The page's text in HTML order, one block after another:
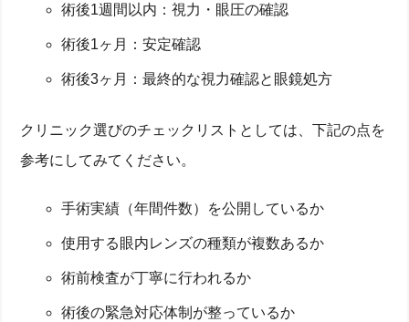
術後1週間以内：視力・眼圧の確認
術後1ヶ月：安定確認
術後3ヶ月：最終的な視力確認と眼鏡処方
クリニック選びのチェックリストとしては、下記の点を
参考にしてみてください。
手術実績（年間件数）を公開しているか
使用する眼内レンズの種類が複数あるか
術前検査が丁寧に行われるか
術後の緊急対応体制が整っているか